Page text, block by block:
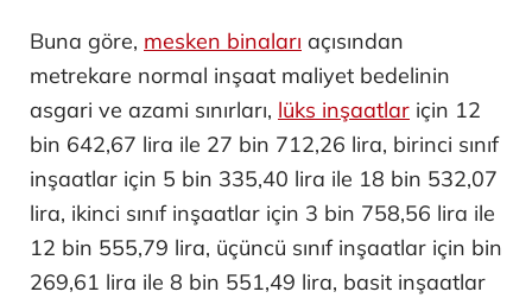
Buna göre, mesken binaları açısından
metrekare normal inşaat maliyet bedelinin
asgari ve azami sınırları, lüks inşaatlar için 12
bin 642,67 lira ile 27 bin 712,26 lira, birinci sınıf
inşaatlar için 5 bin 335,40 lira ile 18 bin 532,07
lira, ikinci sınıf inşaatlar için 3 bin 758,56 lira ile
12 bin 555,79 lira, üçüncü sınıf inşaatlar için bin
269,61 lira ile 8 bin 551,49 lira, basit inşaatlar